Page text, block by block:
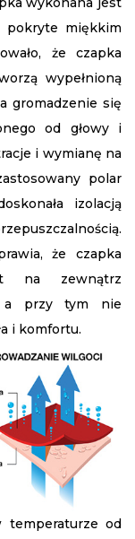
miękkim
że czapka
wypełnioną
gromadzenie się
od głowy i
i wymianę na
polar
izolacją
że czapka
na zewnątrz
a przy tym nie
i komfortu.
temperaturze od